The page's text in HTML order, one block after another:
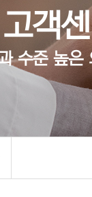
고객
수준 높은